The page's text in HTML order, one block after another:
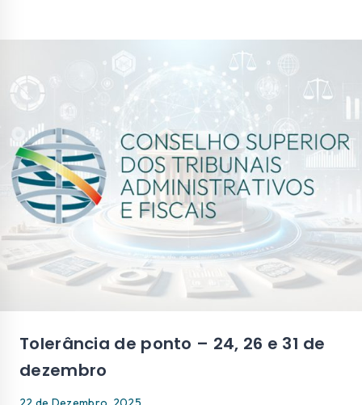
Tolerância de ponto – 24, 26 e 31 de
dezembro